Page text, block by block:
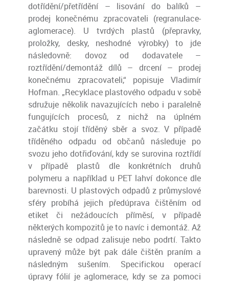
dotřídění/přetřídění – lisování do balíků –
prodej konečnému zpracovateli (regranulace-
aglomerace). U tvrdých plastů (přepravky,
proložky, desky, neshodné výrobky) to jde
následovně: dovoz od dodavatele –
roztřídění/demontáž dílů – drcení – prodej
konečnému zpracovateli,“ popisuje Vladimír
Hofman. „Recyklace plastového odpadu v sobě
sdružuje několik navazujících nebo i paralelně
fungujících procesů, z nichž na úplném
začátku stojí tříděný sběr a svoz. V případě
tříděného odpadu od občanů následuje po
svozu jeho dotřiďování, kdy se surovina roztřídí
v případě plastů dle konkrétních druhů
polymeru a například u PET lahví dokonce dle
barevnosti. U plastových odpadů z průmyslové
sféry probíhá jejich předúprava čištěním od
etiket či nežádoucích příměsí, v případě
některých kompozitů je to navíc i demontáž. Až
následně se odpad zalisuje nebo podrtí. Takto
upravený může být pak dále čištěn praním a
následným sušením. Specifickou operací
úpravy fólií je aglomerace, kdy se za pomoci